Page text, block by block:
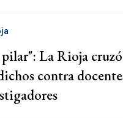
La Rioja
contra